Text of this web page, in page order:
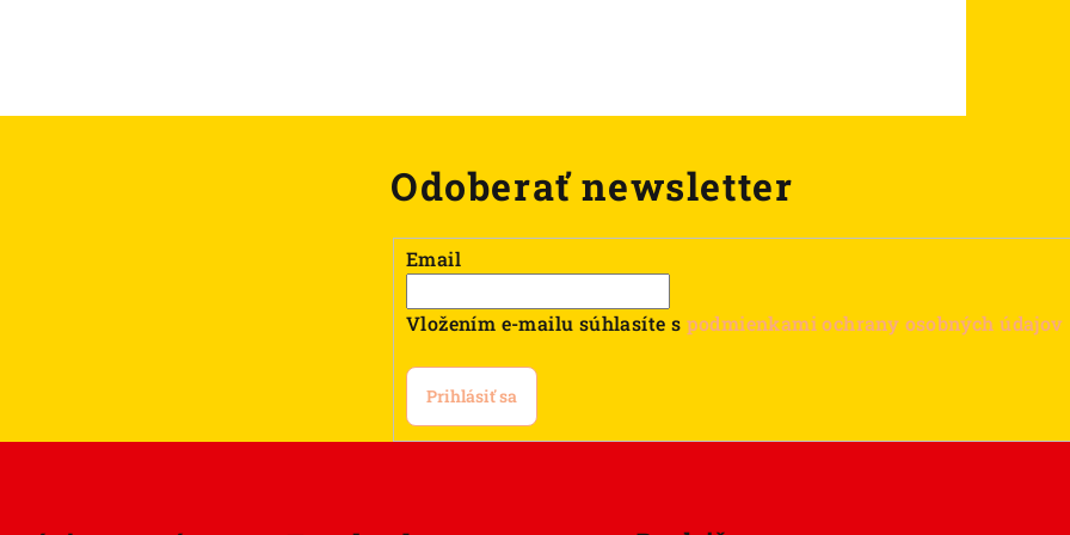
Odoberať newsletter
Email
Vložením e-mailu súhlasíte s podmienkami ochrany osobných údajov
Prihlásiť sa